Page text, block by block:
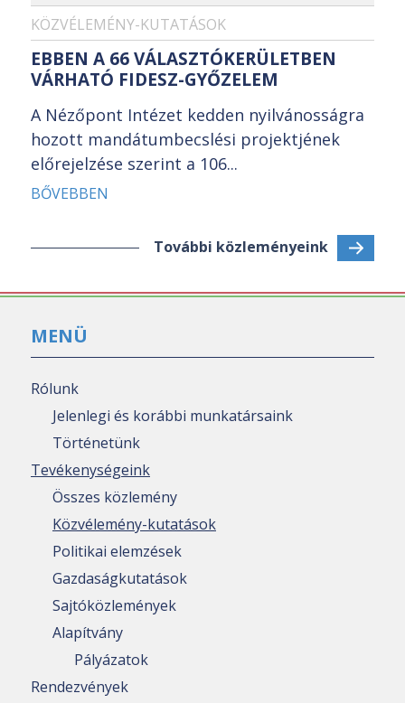
KÖZVÉLEMÉNY-KUTATÁSOK
EBBEN A 66 VÁLASZTÓKERÜLETBEN
VÁRHATÓ FIDESZ-GYŐZELEM
A Nézőpont Intézet kedden nyilvánosságra
hozott mandátumbecslési projektjének
előrejelzése szerint a 106...
BŐVEBBEN
További közleményeink
MENÜ
Rólunk
Jelenlegi és korábbi munkatársaink
Történetünk
Tevékenységeink
Összes közlemény
Közvélemény-kutatások
Politikai elemzések
Gazdaságkutatások
Sajtóközlemények
Alapítvány
Pályázatok
Rendezvények